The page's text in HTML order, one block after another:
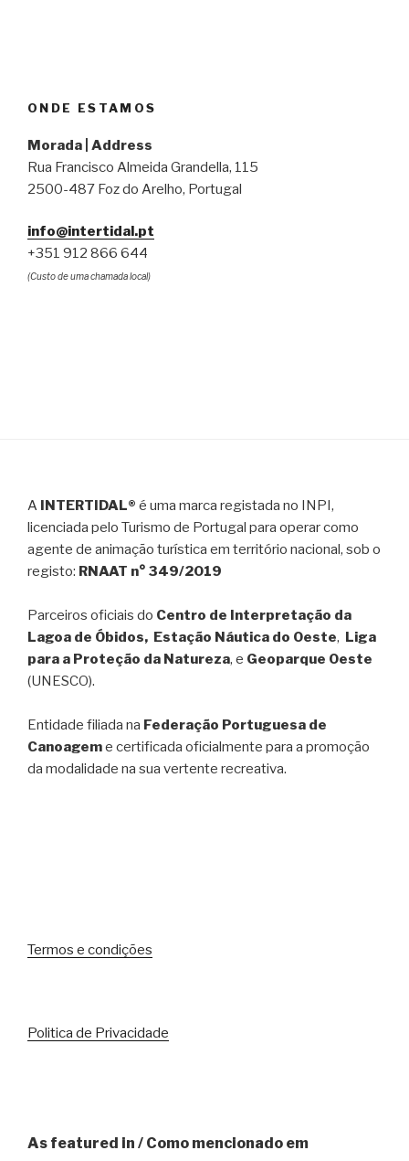
ONDE ESTAMOS
Morada | Address
Rua Francisco Almeida Grandella, 115
2500-487 Foz do Arelho, Portugal
info@intertidal.pt
+351 912 866 644
(Custo de uma chamada local)
A INTERTIDAL® é uma marca registada no INPI,
licenciada pelo Turismo de Portugal para operar como
agente de animação turística em território nacional, sob o
registo: RNAAT n° 349/2019
Parceiros oficiais do Centro de Interpretação da
Lagoa de Óbidos, Estação Náutica do Oeste, Liga
para a Proteção da Natureza, e Geoparque Oeste
(UNESCO).
Entidade filiada na Federação Portuguesa de
Canoageme certificada oficialmente para a promoção
da modalidade na sua vertente recreativa.
Termos e condições
Politica de Privacidade
As featured in / Como mencionado em